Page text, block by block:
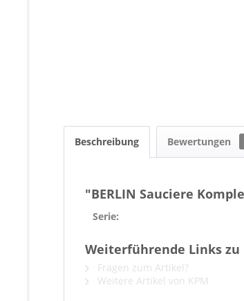
Beschreibung Bewertungen
"BERLIN Sauciere
Serie:
Weiterführende Links zu
Fragen zum Artikel?
Weitere Artikel von KPM